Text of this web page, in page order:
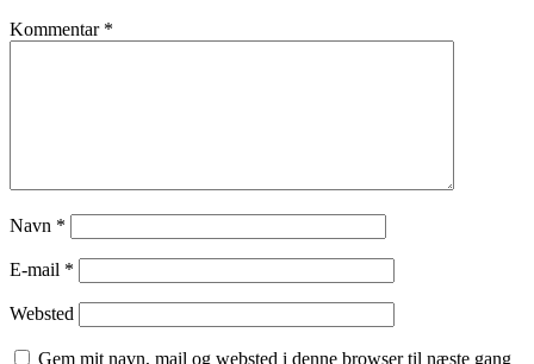
Kommentar *
Navn *
E-mail *
Websted
Gem mit navn, mail og websted i denne browser til næste gang